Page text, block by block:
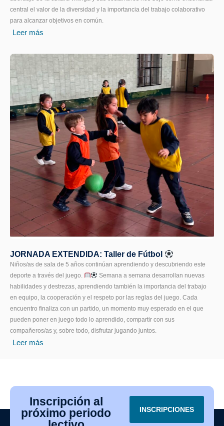
central el valor de la diversidad y la importancia del trabajo colaborativo
para alcanzar objetivos en común.
Leer más
JORNADA EXTENDIDA: Taller de Fútbol
Niños/as de sala de 5 años continúan aprendiendo y descubriendo este
deporte a través del juego.
Semana a semana desarrollan nuevas
habilidades y destrezas, aprendiendo también la importancia del trabajo
en equipo, la cooperación y el respeto por las reglas del juego. Cada
encuentro finaliza con un partido, un momento muy esperado en el que
pueden poner en juego todo lo aprendido, compartir con sus
compañeros/as y, sobre todo, disfrutar jugando juntos.
Leer más
Inscripción al
próximo periodo
INSCRIPCIONES